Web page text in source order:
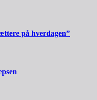
på hverdagen”